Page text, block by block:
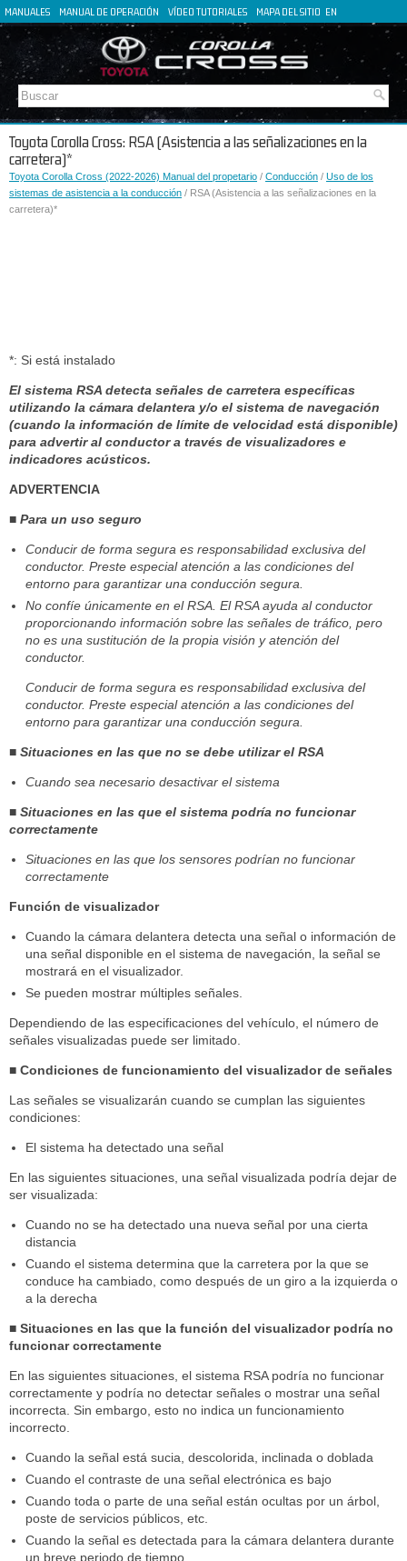
MANUALES MANUAL DE OPERACIÓN VÍDEO TUTORIALES MAPA DEL SITIO EN
FR
IT
Toyota Corolla Cross: RSA (Asistencia a las señalizaciones en la
carretera)*
Toyota Corolla Cross (2022-2026) Manual del propetario / Conducción / Uso de los
sistemas de asistencia a la conducción / RSA (Asistencia a las señalizaciones en la
carretera)*
*: Si está instalado
El sistema RSA detecta señales de carretera específicas
utilizando la cámara delantera y/o el sistema de navegación
(cuando la información de límite de velocidad está disponible)
para advertir al conductor a través de visualizadores e
indicadores acústicos.
ADVERTENCIA
■ Para un uso seguro
Conducir de forma segura es responsabilidad exclusiva del
conductor. Preste especial atención a las condiciones del
entorno para garantizar una conducción segura.
No confíe únicamente en el RSA. El RSA ayuda al conductor
proporcionando información sobre las señales de tráfico, pero
no es una sustitución de la propia visión y atención del
conductor.
Conducir de forma segura es responsabilidad exclusiva del
conductor. Preste especial atención a las condiciones del
entorno para garantizar una conducción segura.
■ Situaciones en las que no se debe utilizar el RSA
Cuando sea necesario desactivar el sistema
■ Situaciones en las que el sistema podría no funcionar
correctamente
Situaciones en las que los sensores podrían no funcionar
correctamente
Función de visualizador
Cuando la cámara delantera detecta una señal o información de
una señal disponible en el sistema de navegación, la señal se
mostrará en el visualizador.
Se pueden mostrar múltiples señales.
Dependiendo de las especificaciones del vehículo, el número de
señales visualizadas puede ser limitado.
■ Condiciones de funcionamiento del visualizador de señales
Las señales se visualizarán cuando se cumplan las siguientes
condiciones:
El sistema ha detectado una señal
En las siguientes situaciones, una señal visualizada podría dejar de
ser visualizada:
Cuando no se ha detectado una nueva señal por una cierta
distancia
Cuando el sistema determina que la carretera por la que se
conduce ha cambiado, como después de un giro a la izquierda o
a la derecha
■ Situaciones en las que la función del visualizador podría no
funcionar correctamente
En las siguientes situaciones, el sistema RSA podría no funcionar
correctamente y podría no detectar señales o mostrar una señal
incorrecta. Sin embargo, esto no indica un funcionamiento
incorrecto.
Cuando la señal está sucia, descolorida, inclinada o doblada
Cuando el contraste de una señal electrónica es bajo
Cuando toda o parte de una señal están ocultas por un árbol,
poste de servicios públicos, etc.
Cuando la señal es detectada para la cámara delantera durante
un breve periodo de tiempo